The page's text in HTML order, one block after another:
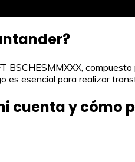
BSCHESMMXXX,
es esencial para realizar
cuenta y cómo